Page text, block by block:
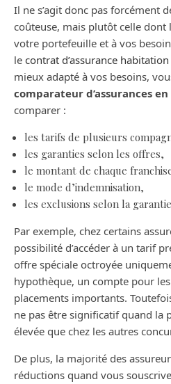
Il ne s’agit donc pas forcément
coûteuse, mais plutôt celle dont
votre portefeuille et à vos
le contrat d’assurance
mieux adapté à vos besoins,
comparateur d’assurances
comparer :
les tarifs de plusieurs
les garanties selon les offres,
le montant de chaque
le mode d’indemnisation,
les exclusions selon la
Par exemple, chez certains
possibilité d’accéder à un tarif
offre spéciale octroyée
hypothèque, un compte pour
placements importants.
ne pas être significatif quand la
élevée que chez les autres
De plus, la majorité des
réductions quand vous